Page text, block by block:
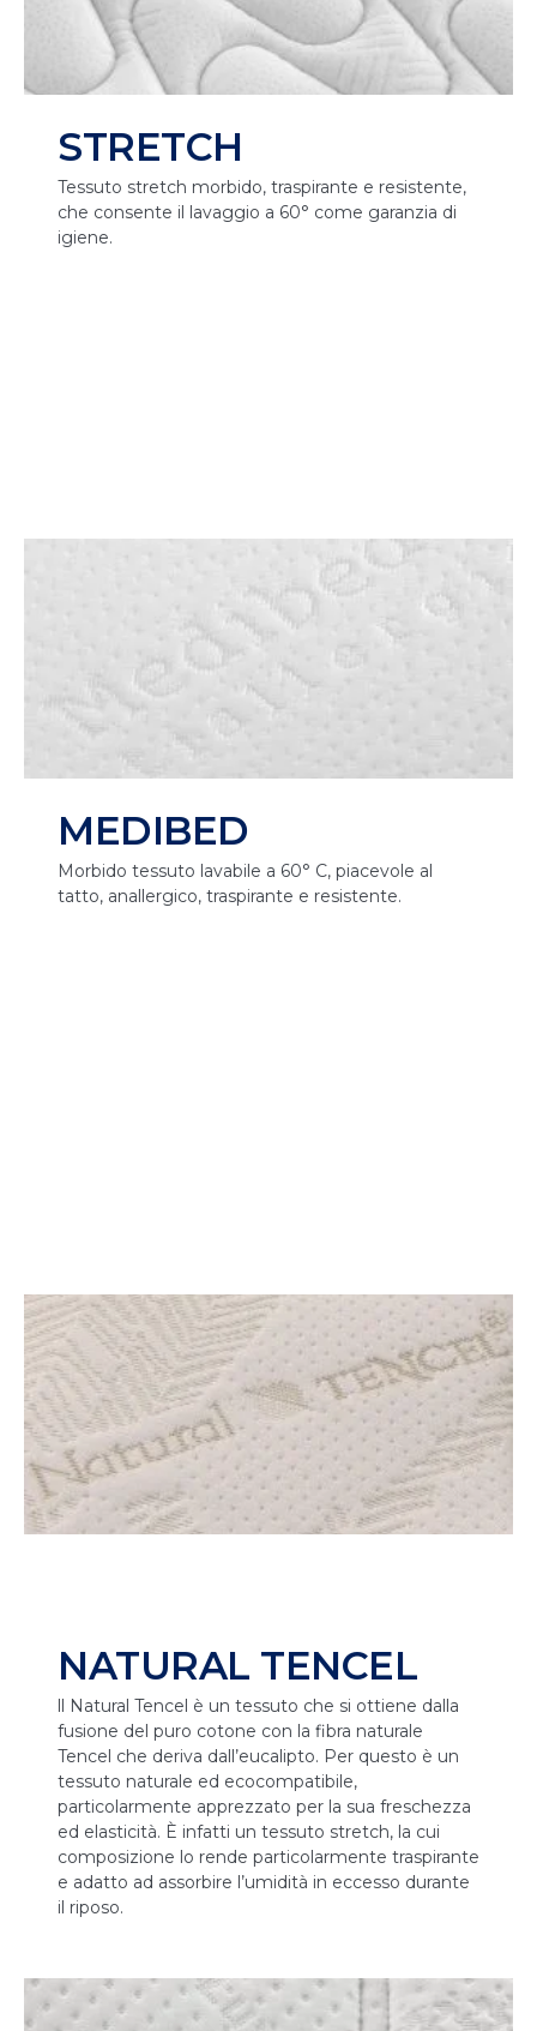
STRETCH
Tessuto stretch morbido, traspirante e resistente,
che consente il lavaggio a 60° come garanzia di
igiene.
MEDIBED
Morbido tessuto lavabile a 60° C, piacevole al
tatto, anallergico, traspirante e resistente.
NATURAL TENCEL
ll Natural Tencel è un tessuto che si ottiene dalla
fusione del puro cotone con la fibra naturale
Tencel che deriva dall’eucalipto. Per questo è un
tessuto naturale ed ecocompatibile,
particolarmente apprezzato per la sua freschezza
ed elasticità. È infatti un tessuto stretch, la cui
composizione lo rende particolarmente traspirante
e adatto ad assorbire l’umidità in eccesso durante
il riposo.